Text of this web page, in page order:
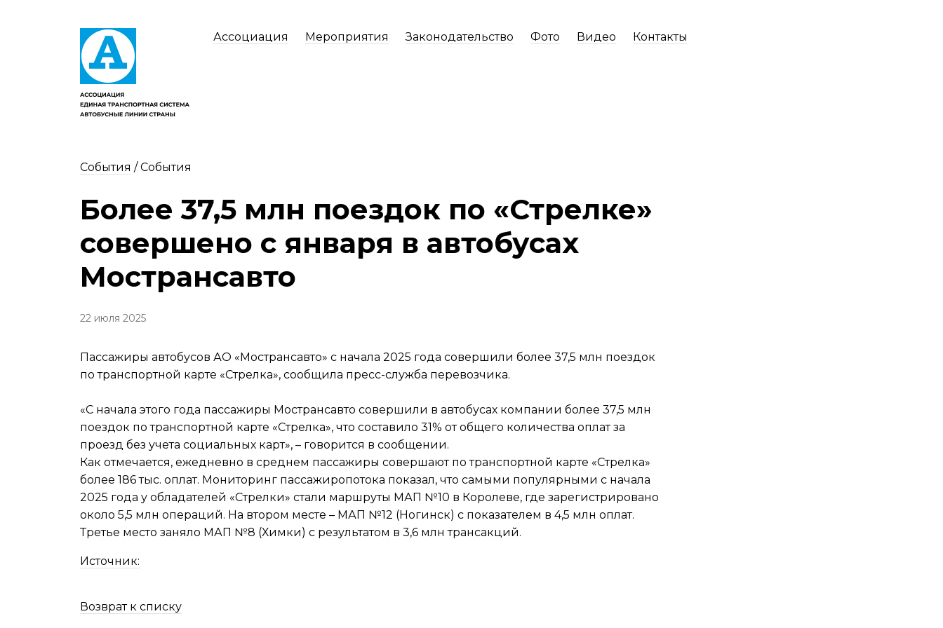
Ассоциация Мероприятия Законодательство Фото Видео Контакты
События /События
Более 37,5 млн поездок по «Стрелке»
совершено с января в автобусах
Мострансавто
22 июля 2025
Пассажиры автобусов АО «Мострансавто» с начала 2025 года совершили более 37,5 млн поездок
по транспортной карте «Стрелка», сообщила пресс-служба перевозчика.
«С начала этого года пассажиры Мострансавто совершили в автобусах компании более 37,5 млн
поездок по транспортной карте «Стрелка», что составило 31% от общего количества оплат за
проезд без учета социальных карт», – говорится в сообщении.
Как отмечается, ежедневно в среднем пассажиры совершают по транспортной карте «Стрелка»
более 186 тыс. оплат. Мониторинг пассажиропотока показал, что самыми популярными с начала
2025 года у обладателей «Стрелки» стали маршруты МАП №10 в Королеве, где зарегистрировано
около 5,5 млн операций. На втором месте – МАП №12 (Ногинск) с показателем в 4,5 млн оплат.
Третье место заняло МАП №8 (Химки) с результатом в 3,6 млн трансакций.
Источник:
Возврат к списку